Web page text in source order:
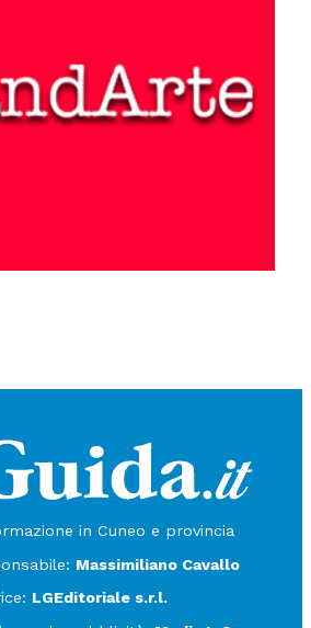
in Cuneo e provincia
Massimiliano Cavallo
LGEditoriale s.r.l.